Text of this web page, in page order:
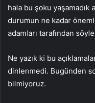
hala bu şoku
durumun ne kadar
adamları tarafından
Ne yazık ki bu
dinlenmedi. Bugünden
bilmiyoruz.